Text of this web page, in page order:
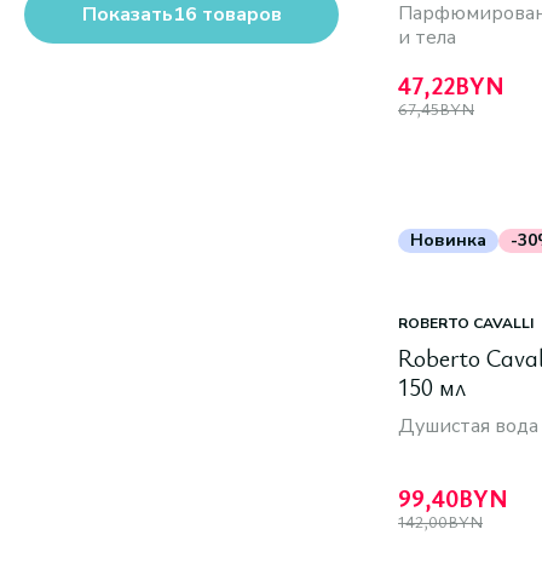
Все варианты
Показать16 товаров
и тела
47,22BYN
67,45BYN
Новинка -
ROBERTO CAVALLI
Roberto
150 мл
Душистая вода
99,40BYN
142,00BYN